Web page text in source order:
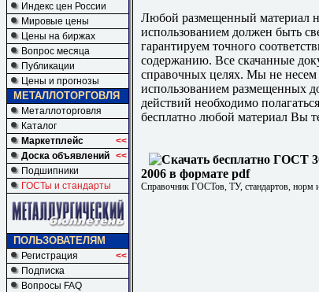
Индекс цен России
Мировые цены
Цены на биржах
Вопрос месяца
Публикации
Цены и прогнозы
МЕТАЛЛОТОРГОВЛЯ
Металлоторговля
Каталог
Маркетплейс
<<
Доска объявлений <<
Подшипники
ГОСТы и стандарты
ПОЛЬЗОВАТЕЛЯМ
Регистрация
<<
Подписка
Вопросы FAQ
Любой размещенный материал
использованием должен быть
гарантируем точного
содержанию. Все скачанные
справочных целях. Мы не несем
использованием размещенных
действий необходимо
бесплатно любой материал Вы
2006 в формате pdf
Справочник ГОСТов, ТУ, стандартов, норм